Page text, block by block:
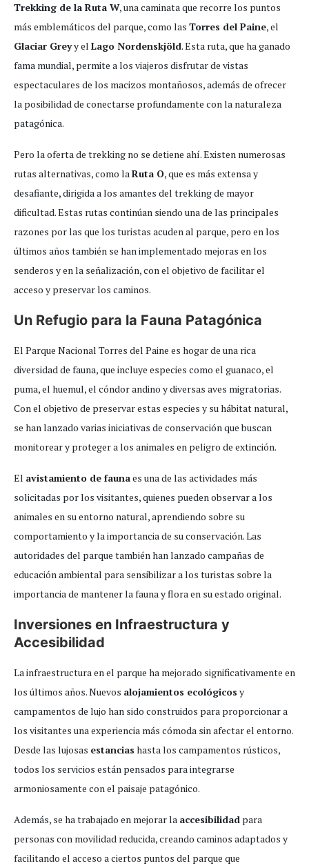
Trekking de la Ruta W, una caminata que recorre los puntos
más emblemáticos del parque, como las Torres del Paine, el
Glaciar Greyy el Lago Nordenskjöld. Esta ruta, que ha ganado
fama mundial, permite a los viajeros disfrutar de vistas
espectaculares de los macizos montañosos, además de ofrecer
la posibilidad de conectarse profundamente con la naturaleza
patagónica.
Pero la oferta de trekking no se detiene ahí. Existen numerosas
rutas alternativas, como laRuta O, que es más extensa y
desafiante, dirigida a los amantes del trekking de mayor
dificultad. Estas rutas continúan siendo una de las principales
razones por las que los turistas acuden al parque, pero en los
últimos años también se han implementado mejoras en los
senderos y en la señalización, con el objetivo de facilitar el
acceso y preservar los caminos.
Un Refugio para la Fauna Patagónica
El Parque Nacional Torres del Paine es hogar de una rica
diversidad de fauna, que incluye especies como el guanaco, el
puma, el huemul, el cóndor andino y diversas aves migratorias.
Con el objetivo de preservar estas especies y su hábitat natural,
se han lanzado varias iniciativas de conservación que buscan
monitorear y proteger a los animales en peligro de extinción.
El avistamiento de faunaes una de las actividades más
solicitadas por los visitantes, quienes pueden observar a los
animales en su entorno natural, aprendiendo sobre su
comportamiento y la importancia de su conservación. Las
autoridades del parque también han lanzado campañas de
educación ambiental para sensibilizar a los turistas sobre la
importancia de mantener la fauna y flora en su estado original.
Inversiones en Infraestructura y
Accesibilidad
La infraestructura en el parque ha mejorado significativamente en
los últimos años. Nuevos alojamientos ecológicos y
campamentos de lujo han sido construidos para proporcionar a
los visitantes una experiencia más cómoda sin afectar el entorno.
Desde las lujosas estancias hasta los campamentos rústicos,
todos los servicios están pensados para integrarse
armoniosamente con el paisaje patagónico.
Además, se ha trabajado en mejorar la accesibilidad para
personas con movilidad reducida, creando caminos adaptados y
facilitando el acceso a ciertos puntos del parque que